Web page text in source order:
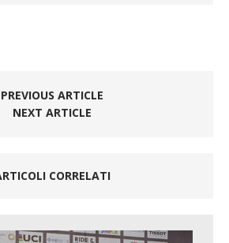
PREVIOUS ARTICLE
NEXT ARTICLE
CORRELATI